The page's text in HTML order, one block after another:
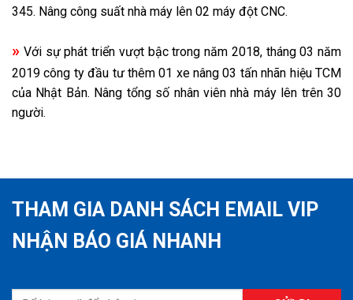
345. Nâng công suất nhà máy lên 02 máy đột CNC.
» Với sự phát triển vượt bậc trong năm 2018, tháng 03 năm
2019 công ty đầu tư thêm 01 xe nâng 03 tấn nhãn hiệu TCM
của Nhật Bản. Nâng tổng số nhân viên nhà máy lên trên 30
người.
THAM GIA DANH SÁCH EMAIL VIP
NHẬN BÁO GIÁ NHANH